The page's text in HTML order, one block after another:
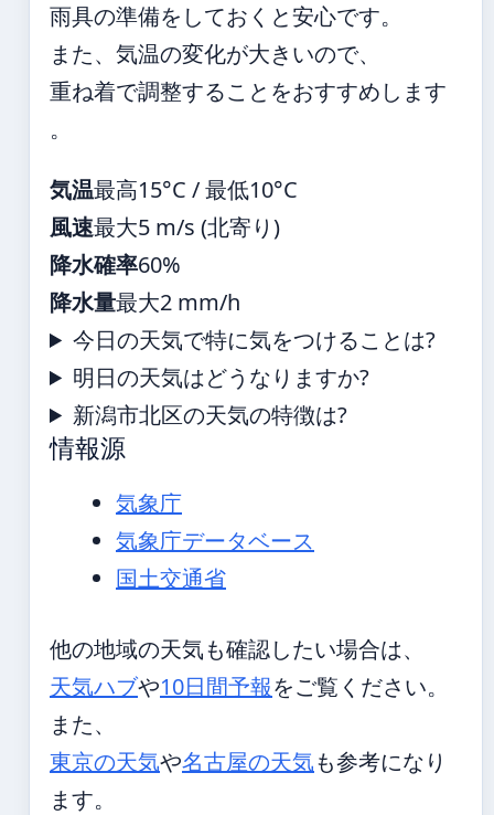
雨具の準備をしておくと安心です。
また、気温の変化が大きいので、
重ね着で調整することをおすすめします
。
気温最高15°C / 最低10°C
風速最大5 m/s (北寄り)
降水確率60%
降水量最大2 mm/h
今日の天気で特に気をつけることは?
明日の天気はどうなりますか?
新潟市北区の天気の特徴は?
情報源
気象庁
気象庁データベース
国土交通省
他の地域の天気も確認したい場合は、
天気ハブや10日間予報をご覧ください。
また、
東京の天気や名古屋の天気も参考になり
ます。